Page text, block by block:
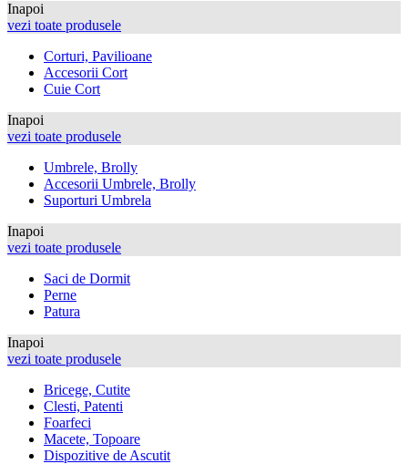
Inapoi
vezi toate produsele
Corturi, Pavilioane
Accesorii Cort
Cuie Cort
Inapoi
vezi toate produsele
Umbrele, Brolly
Accesorii Umbrele, Brolly
Suporturi Umbrela
Inapoi
vezi toate produsele
Saci de Dormit
Perne
Patura
Inapoi
vezi toate produsele
Bricege, Cutite
Clesti, Patenti
Foarfeci
Macete, Topoare
Dispozitive de Ascutit